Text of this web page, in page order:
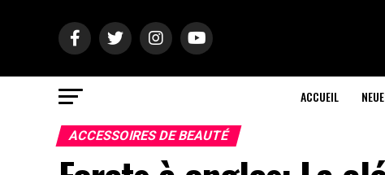
ACCUEIL
ACCESSOIRES DE BEAUTÉ